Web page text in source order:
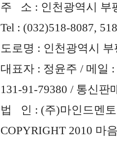
주 소 : 인천광역시 부
Tel : (032)518-8087,
도로명 : 인천광역시
대표자 : 정윤주 / 메일 :
131-91-79380 / 통신판
법 인 : (주)마인드멘토
COPYRIGHT 2010 마